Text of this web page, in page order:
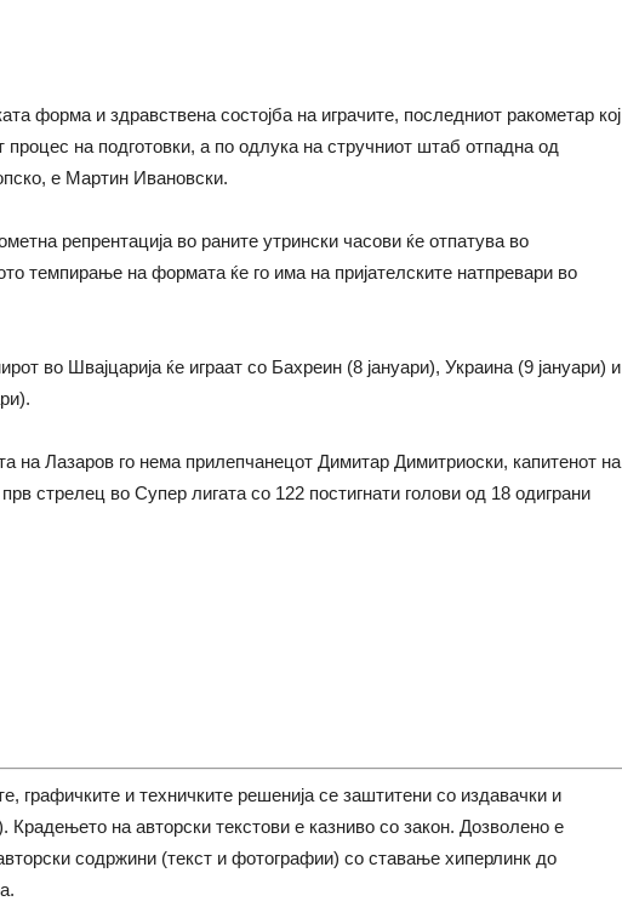
форма и здравствена состојба на играчите, последниот ракометар кој
на подготовки, а по одлука на стручниот штаб отпадна од
е Мартин Ивановски.
репрентација во раните утрински часови ќе отпатува во
темпирање на формата ќе го има на пријателските натпревари во
во Швајцарија ќе играат со Бахреин (8 јануари), Украина (9 јануари) и
на Лазаров го нема прилепчанецот Димитар Димитриоски, капитенот на
стрелец во Супер лигата со 122 постигнати голови од 18 одиграни
графичките и техничките решенија се заштитени со издавачки и
Крадењето на авторски текстови е казниво со закон. Дозволено е
содржини (текст и фотографии) со ставање хиперлинк до